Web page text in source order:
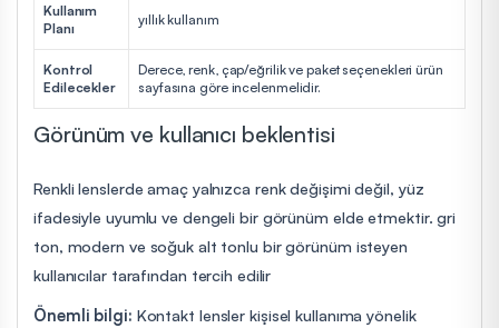
Kullanım
Planı
yıllık kullanım
Kontrol
Edilecekler
Derece, renk, çap/eğrilik ve paket seçenekleri ürün
sayfasına göre incelenmelidir.
Görünüm ve kullanıcı beklentisi
Renkli lenslerde amaç yalnızca renk değişimi değil, yüz
ifadesiyle uyumlu ve dengeli bir görünüm elde etmektir. gri
ton, modern ve soğuk alt tonlu bir görünüm isteyen
kullanıcılar tarafından tercih edilir
Önemli bilgi: Kontakt lensler kişisel kullanıma yönelik